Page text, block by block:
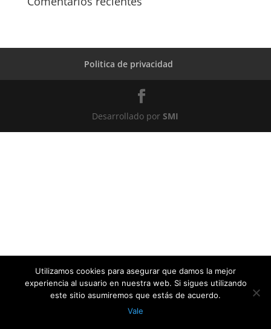
Politica de privacidad
Desarrollado porSMI
Utilizamos cookies para asegurar que damos la mejor
experiencia al usuario en nuestra web. Si sigues utilizando
este sitio asumiremos que estás de acuerdo.
Vale